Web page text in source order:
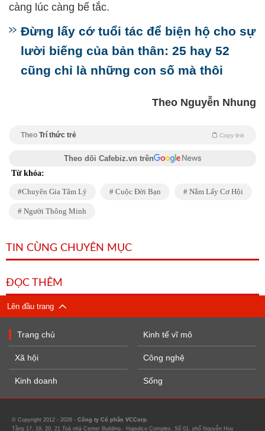
càng lúc càng bế tắc.
Đừng lấy cớ tuổi tác để biện hộ cho sự
lười biếng của bản thân: 25 hay 52
cũng chỉ là những con số mà thôi
Theo Nguyễn Nhung
Theo Trí thức trẻ Copy link
Theo dõi Cafebiz.vn trên
Từ khóa:
Chuyên Gia Tâm Lý Cuộc Đời Bạn Nắm Lấy Cơ Hội
Người Thông Minh
TIN CÙNG CHUYÊN MỤC
ĐỌC THÊM
Lên đầu trang
Trang chủ
Xã hội
Kinh doanh
Kinh tế vĩ mô
Công nghệ
Sống
© Copyright 2012 - 2026 - Công ty Cổ phần VCCorp.
Tầng 17, 19, 20, 21 Toà nhà Center Building - Hapulico Complex, Số 01, phố Nguyễn Huy